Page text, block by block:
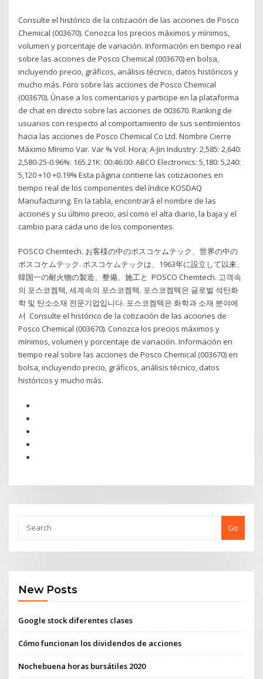
Consulte el histórico de la cotización de las acciones de Posco
Chemical (003670). Conozca los precios máximos y mínimos,
volumen y porcentaje de variación. Información en tiempo real
sobre las acciones de Posco Chemical (003670) en bolsa,
incluyendo precio, gráficos, análisis técnico, datos históricos y
mucho más. Foro sobre las acciones de Posco Chemical
(003670). Únase a los comentarios y participe en la plataforma
de chat en directo sobre las acciones de 003670. Ranking de
usuarios con respecto al comportamiento de sus sentimientos
hacia las acciones de Posco Chemical Co Ltd. Nombre Cierre
Máximo Mínimo Var. Var % Vol. Hora; A-Jin Industry: 2,585: 2,640:
2,580-25-0.96%: 165.21K: 00:46:00: ABCO Electronics: 5,180: 5,240:
5,120 +10 +0.19% Esta página contiene las cotizaciones en
tiempo real de los componentes del índice KOSDAQ
Manufacturing. En la tabla, encontrará el nombre de las
acciones y su último precio, así como el alta diario, la baja y el
cambio para cada uno de los componentes.
POSCO Chemtech. お客様の中のポスコケムテック、世界の中の
ポスコケムテック. ポスコケムテックは、1963年に設立して以来、
韓国一の耐火物の製造、整備、施工と POSCO Chemtech. 고객속
의 포스코켐텍, 세계속의 포스코켐텍. 포스코켐텍은 글로벌 석탄화
학 및 탄소소재 전문기업입니다. 포스코켐텍은 화학과 소재 분야에
서 Consulte el histórico de la cotización de las acciones de
Posco Chemical (003670). Conozca los precios máximos y
mínimos, volumen y porcentaje de variación. Información en
tiempo real sobre las acciones de Posco Chemical (003670) en
bolsa, incluyendo precio, gráficos, análisis técnico, datos
históricos y mucho más.
Go
New Posts
Google stock diferentes clases
Cómo funcionan los dividendos de acciones
Nochebuena horas bursátiles 2020